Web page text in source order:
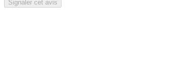
Signaler cet avis